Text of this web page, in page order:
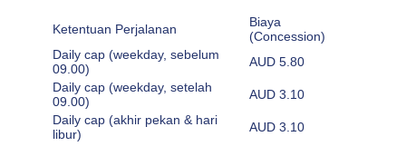
Ketentuan Perjalanan
Biaya
(Concession)
Daily cap (weekday, sebelum
09.00)
AUD 5.80
Daily cap (weekday, setelah
09.00)
AUD 3.10
Daily cap (akhir pekan & hari
libur)
AUD 3.10